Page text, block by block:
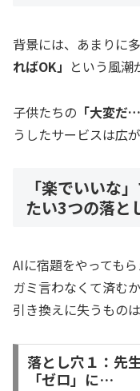
背景には、あまりに
ればOK」 という風潮
子供たちの 「大変だ…
うしたサービスは広
「楽でいいな
たい3つの落と
AIに宿題をやっても
ガミ言わなくて済む
引き換えに失うもの
落とし穴１：先
「ゼロ」に…